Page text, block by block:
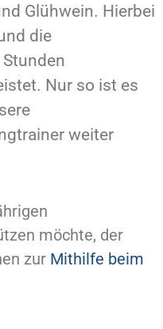
Glühwein. Hierbei
die
Nur so ist es
weiter
möchte, der
zur Mithilfe beim